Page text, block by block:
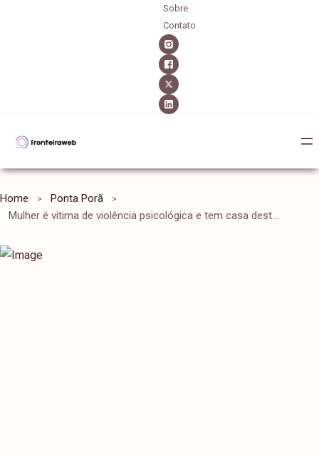
Sobre
Contato
Home
Ponta Porã
Mulher é vítima de violência psicológica e tem casa destruída pelo companheiro em Ponta Porã